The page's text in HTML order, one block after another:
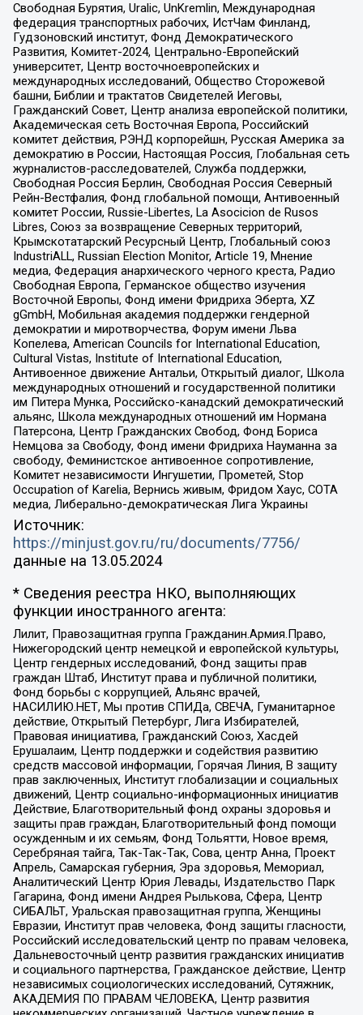
Свободная Бурятия, Uralic, UnKremlin, Международная
федерация транспортных рабочих, ИстЧам Финланд,
Гудзоновский институт, Фонд Демократического
Развития, Комитет-2024, Центрально-Европейский
университет, Центр восточноевропейских и
международных исследований, Общество Сторожевой
башни, Библии и трактатов Свидетелей Иеговы,
Гражданский Совет, Центр анализа европейской политики,
Академическая сеть Восточная Европа, Российский
комитет действия, РЭНД корпорейшн, Русская Америка за
демократию в России, Настоящая Россия, Глобальная сеть
журналистов-расследователей, Служба поддержки,
Свободная Россия Берлин, Свободная Россия Северный
Рейн-Вестфалия, Фонд глобальной помощи, Антивоенный
комитет России, Russie-Libertes, La Asocicion de Rusos
Libres, Союз за возвращение Северных территорий,
Крымскотатарский Ресурсный Центр, Глобальный союз
IndustriALL, Russian Election Monitor, Article 19, Мнение
медиа, Федерация анархического черного креста, Радио
Свободная Европа, Германское общество изучения
Восточной Европы, Фонд имени Фридриха Эберта, XZ
gGmbH, Мобильная академия поддержки гендерной
демократии и миротворчества, Форум имени Льва
Копелева, American Councils for International Education,
Cultural Vistas, Institute of International Education,
Антивоенное движение Антальи, Открытый диалог, Школа
международных отношений и государственной политики
им Питера Мунка, Российско-канадский демократический
альянс, Школа международных отношений им Нормана
Патерсона, Центр Гражданских Свобод, Фонд Бориса
Немцова за Свободу, Фонд имени Фридриха Науманна за
свободу, Феминистское антивоенное сопротивление,
Комитет независимости Ингушетии, Прометей, Stop
Occupation of Karelia, Вернись живым, Фридом Хаус, СОТА
медиа, Либерально-демократическая Лига Украины
Источник:
https://minjust.gov.ru/ru/documents/7756/
данные на 13.05.2024
* Сведения реестра НКО, выполняющих
функции иностранного агента:
Лилит, Правозащитная группа Гражданин.Армия.Право,
Нижегородский центр немецкой и европейской культуры,
Центр гендерных исследований, Фонд защиты прав
граждан Штаб, Институт права и публичной политики,
Фонд борьбы с коррупцией, Альянс врачей,
НАСИЛИЮ.НЕТ, Мы против СПИДа, СВЕЧА, Гуманитарное
действие, Открытый Петербург, Лига Избирателей,
Правовая инициатива, Гражданский Союз, Хасдей
Ерушалаим, Центр поддержки и содействия развитию
средств массовой информации, Горячая Линия, В защиту
прав заключенных, Институт глобализации и социальных
движений, Центр социально-информационных инициатив
Действие, Благотворительный фонд охраны здоровья и
защиты прав граждан, Благотворительный фонд помощи
осужденным и их семьям, Фонд Тольятти, Новое время,
Серебряная тайга, Так-Так-Так, Сова, центр Анна, Проект
Апрель, Самарская губерния, Эра здоровья, Мемориал,
Аналитический Центр Юрия Левады, Издательство Парк
Гагарина, Фонд имени Андрея Рылькова, Сфера, Центр
СИБАЛЬТ, Уральская правозащитная группа, Женщины
Евразии, Институт прав человека, Фонд защиты гласности,
Российский исследовательский центр по правам человека,
Дальневосточный центр развития гражданских инициатив
и социального партнерства, Гражданское действие, Центр
независимых социологических исследований, Сутяжник,
АКАДЕМИЯ ПО ПРАВАМ ЧЕЛОВЕКА, Центр развития